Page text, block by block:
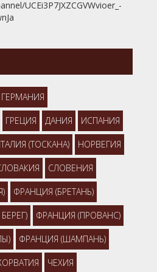
UCEi3P7JXZCGVWvioer_-
ГЕРМАНИЯ
ГРЕЦИЯ ДАНИЯ ИСПАНИЯ
(ТОСКАНА) НОРВЕГИЯ
СЛОВЕНИЯ
ФРАНЦИЯ (БРЕТАНЬ)
ФРАНЦИЯ (ПРОВАНС)
ФРАНЦИЯ (ШАМПАНЬ)
ЧЕХИЯ